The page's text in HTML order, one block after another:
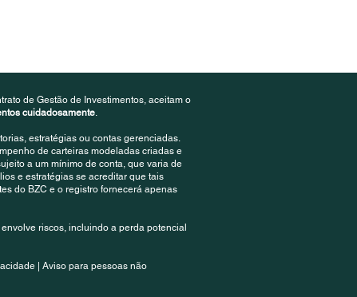
de Gestão de Investimentos, aceitam o
cuidadosamente.
estratégias ou contas gerenciadas.
de carteiras modeladas criadas e
a um mínimo de conta, que varia de
e estratégias se acreditar que tais
do BZC e o registro fornecerá apenas
riscos, incluindo a perda potencial
| Aviso para pessoas não